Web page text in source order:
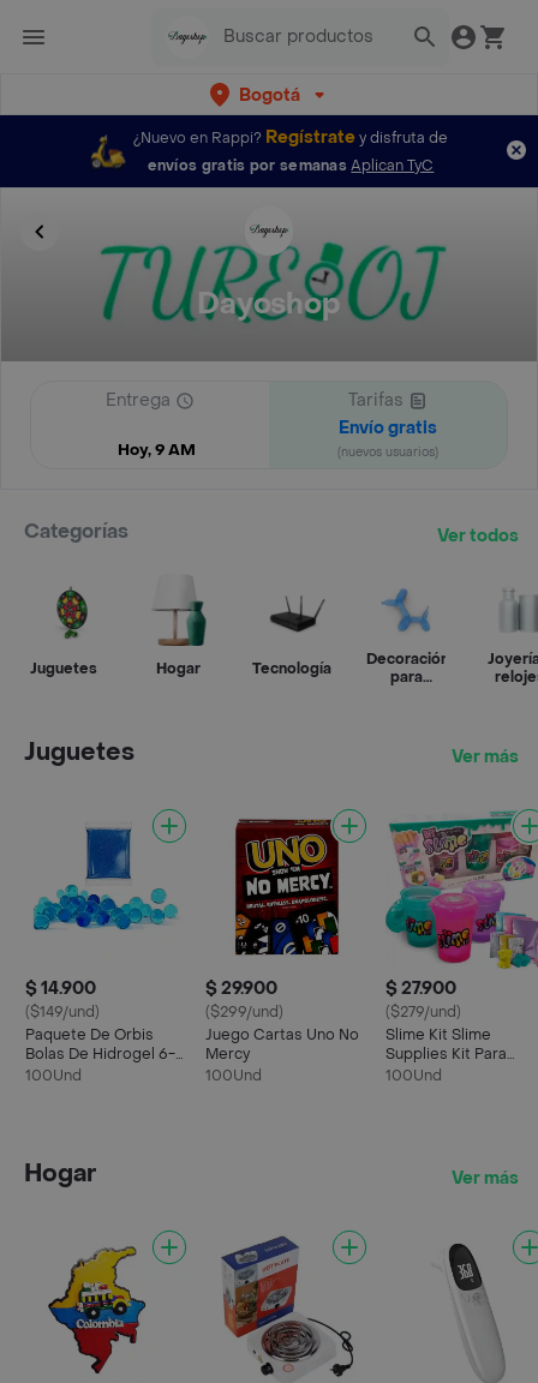
Bogotá
¿Nuevo en Rappi? Regístratey disfruta de
envíos gratis por semanas Aplican TyC
Dayoshop
Entrega
Hoy, 9 AM
Tarifas
Envío gratis
(nuevos usuarios)
Categorías Ver todos
Juguetes Hogar Tecnología
Decoración
para
Juguetes Ver más
$ 14.900
($149/und)
Paquete De Orbis
Bolas De Hidrogel 6-
8mm Para Armas
100Und
$ 29.900
($299/und)
Juego Cartas Uno No
Mercy
100Und
$ 27.900
($279/und)
Slime Kit Slime
Supplies Kit Para
Hacer Slime Para
100Und
Hogar Ver más